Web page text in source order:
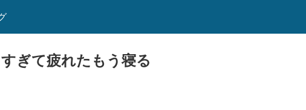
ぎて疲れたもう寝る